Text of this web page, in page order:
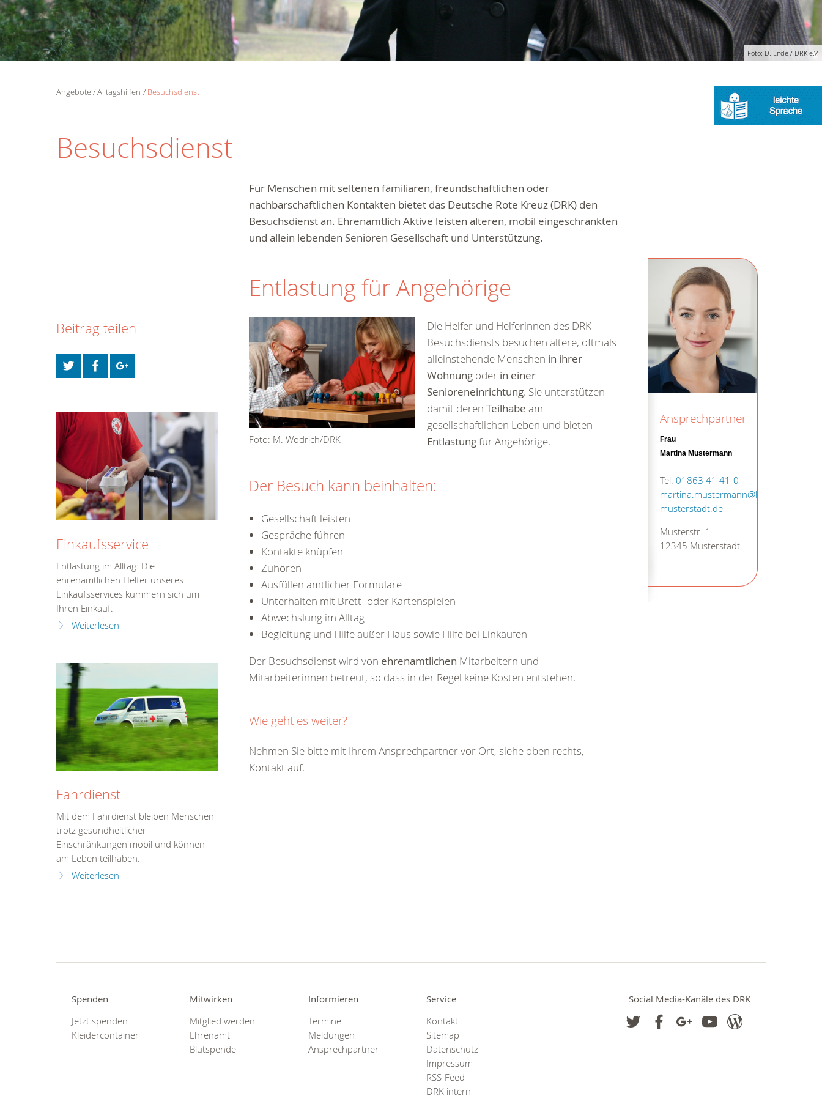
Foto: D. Ende / DRK e.V.
Angebote Alltagshilfen Besuchsdienst
Besuchsdienst
Für Menschen mit seltenen familiären, freundschaftlichen oder
nachbarschaftlichen Kontakten bietet das Deutsche Rote Kreuz (DRK) den
Besuchsdienst an. Ehrenamtlich Aktive leisten älteren, mobil eingeschränkten
und allein lebenden Senioren Gesellschaft und Unterstützung.
Ansprechpartner
Frau
Martina Mustermann
Tel: 01863 41 41-0
martina.mustermann@kv-
musterstadt.de
Musterstr. 1
12345 Musterstadt
Entlastung für Angehörige
Foto: M. Wodrich/DRK
Die Helfer und Helferinnen des DRK-
Besuchsdiensts besuchen ältere, oftmals
alleinstehende Menschen in ihrer
Wohnung oder in einer
Senioreneinrichtung. Sie unterstützen
damit derenTeilhabe am
gesellschaftlichen Leben und bieten
Entlastungfür Angehörige.
Der Besuch kann beinhalten:
Gesellschaft leisten
Gespräche führen
Kontakte knüpfen
Zuhören
Ausfüllen amtlicher Formulare
Unterhalten mit Brett- oder Kartenspielen
Abwechslung im Alltag
Begleitung und Hilfe außer Haus sowie Hilfe bei Einkäufen
Der Besuchsdienst wird von ehrenamtlichen Mitarbeitern und
Mitarbeiterinnen betreut, so dass in der Regel keine Kosten entstehen.
Wie geht es weiter?
Nehmen Sie bitte mit Ihrem Ansprechpartner vor Ort, siehe oben rechts,
Kontakt auf.
Beitrag teilen
Einkaufsservice
Entlastung im Alltag: Die
ehrenamtlichen Helfer unseres
Einkaufsservices kümmern sich um
Ihren Einkauf.
Weiterlesen
Fahrdienst
Mit dem Fahrdienst bleiben Menschen
trotz gesundheitlicher
Einschränkungen mobil und können
am Leben teilhaben.
Weiterlesen
Spenden
Jetzt spenden
Kleidercontainer
Mitwirken
Mitglied werden
Ehrenamt
Blutspende
Informieren
Termine
Meldungen
Ansprechpartner
Service
Kontakt
Sitemap
Datenschutz
Impressum
RSS-Feed
DRK intern
Social Media-Kanäle des DRK